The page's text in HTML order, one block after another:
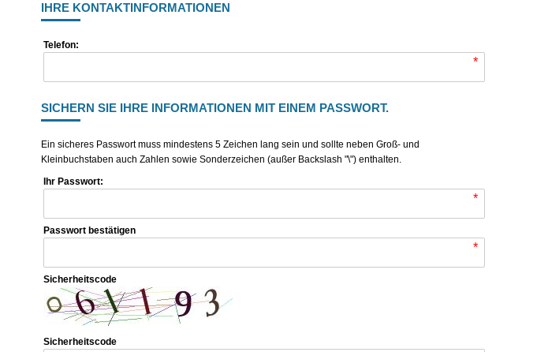
IHRE KONTAKTINFORMATIONEN
Telefon:
*
SICHERN SIE IHRE INFORMATIONEN MIT EINEM PASSWORT.
Ein sicheres Passwort muss mindestens 5 Zeichen lang sein und sollte neben Groß- und
Kleinbuchstaben auch Zahlen sowie Sonderzeichen (außer Backslash "\") enthalten.
Ihr Passwort:
*
Passwort bestätigen
*
Sicherheitscode
Sicherheitscode